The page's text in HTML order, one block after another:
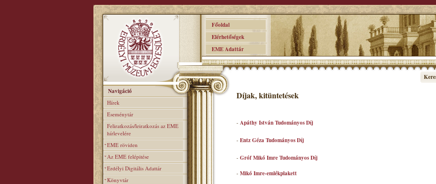
Főoldal
Elérhetőségek
EME Adattár
Navigáció
Hírek
Eseménytár
Feliratkozás/leiratkozás az EME
hírlevelére
EME röviden
Az EME felépitése
Erdélyi Digitális Adattár
Könyvtár
Díjak, kitüntetések
- Apáthy István Tudományos Díj
- Entz Géza Tudományos Díj
- Gróf Mikó Imre Tudományos Díj
- Mikó Imre-emlékplakett